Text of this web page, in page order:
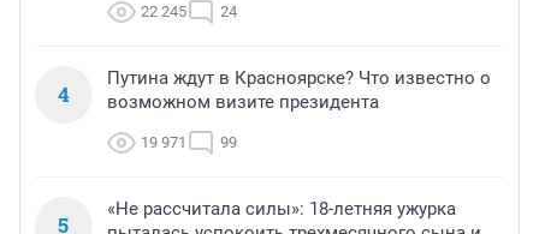
22 245 24
4
Путина ждут в Красноярске? Что известно о
возможном визите президента
19 971 99
5
«Не рассчитала силы»: 18-летняя ужурка